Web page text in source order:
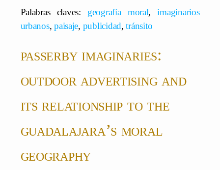
Palabras claves: geografía moral,imaginarios
urbanos,paisaje, publicidad,tránsito
passerby imaginaries:
outdoor advertising and
its relationship to the
guadalajara’s moral
geography